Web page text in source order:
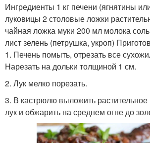
Ингредиенты 1 кг печени (ягнятины
луковицы 2 столовые ложки
чайная ложка муки 200 мл молока
лист зелень (петрушка, укроп)
1. Печень помыть, отрезать все
Нарезать на дольки толщиной 1 см.
2. Лук мелко порезать.
3. В кастрюлю выложить
лук и обжарить на среднем огне до